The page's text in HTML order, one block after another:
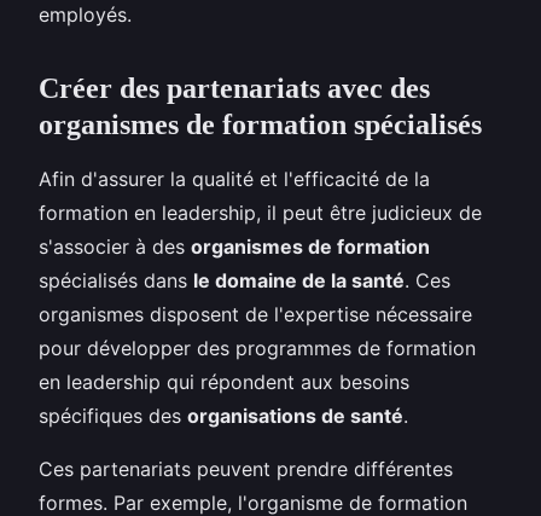
employés.
Créer des partenariats avec des
organismes de formation spécialisés
Afin d'assurer la qualité et l'efficacité de la
formation en leadership, il peut être judicieux de
s'associer à des organismes de formation
spécialisés dans le domaine de la santé. Ces
organismes disposent de l'expertise nécessaire
pour développer des programmes de formation
en leadership qui répondent aux besoins
spécifiques des organisations de santé.
Ces partenariats peuvent prendre différentes
formes. Par exemple, l'organisme de formation